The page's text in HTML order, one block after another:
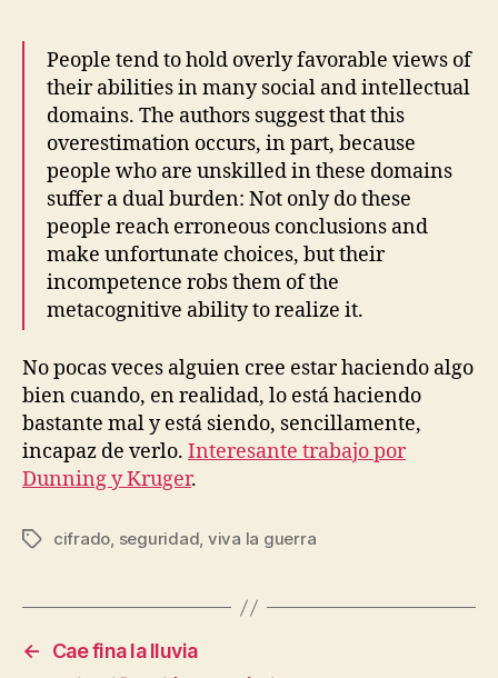
People tend to hold overly favorable views of
their abilities in many social and intellectual
domains. The authors suggest that this
overestimation occurs, in part, because
people who are unskilled in these domains
suffer a dual burden: Not only do these
people reach erroneous conclusions and
make unfortunate choices, but their
incompetence robs them of the
metacognitive ability to realize it.
No pocas veces alguien cree estar haciendo algo
bien cuando, en realidad, lo está haciendo
bastante mal y está siendo, sencillamente,
incapaz de verlo. Interesante trabajo por
Dunning y Kruger.
Etiquetas
cifrado, seguridad, viva la guerra
←
Cae fina la lluvia